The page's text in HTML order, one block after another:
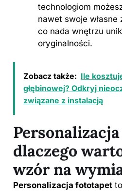
technologiom
nawet swoje
co nada wnętrzu
oryginalności.
Zobacz także: Ile
głębinowej? Odkryj
związane z instalacją
dlaczego
wzór na
Personalizacja fototapet